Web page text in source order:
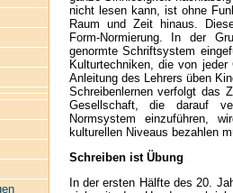
nicht lesen kann, ist ohne
Raum und Zeit hinaus.
Form-Normierung. In der
genormte Schriftsystem
Kulturtechniken, die von
Anleitung des Lehrers üben
Schreibenlernen verfolgt das
Gesellschaft, die darauf
Normsystem einzuführen,
kulturellen Niveaus bezahlen
Schreiben ist Übung
In der ersten Hälfte des 20.